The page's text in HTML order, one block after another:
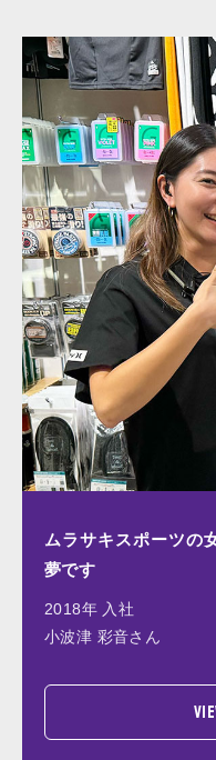
ムラサキスポーツの
夢です
2018年 入社
小波津 彩音さん